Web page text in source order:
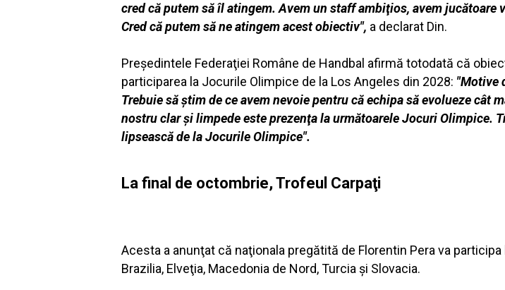
cred că putem să îl atingem. Avem un staff ambiţios, avem
Cred că putem să ne atingem acest obiectiv", a declarat Din.
Preşedintele Federaţiei Române de Handbal afirmă totodată că
participarea la Jocurile Olimpice de la Los Angeles din 2028: "Motive
Trebuie să ştim de ce avem nevoie pentru că echipa să evolueze
nostru clar şi limpede este prezenţa la următoarele Jocuri Olimpice.
lipsească de la Jocurile Olimpice".
La final de octombrie, Trofeul Carpaţi
Acesta a anunţat că naţionala pregătită de Florentin Pera va
Brazilia, Elveţia, Macedonia de Nord, Turcia şi Slovacia.